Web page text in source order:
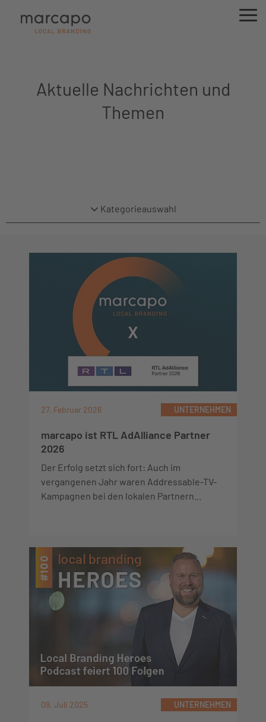
Aktuelle Nachrichten und
Themen
Kategorieauswahl
27. Februar 2026 UNTERNEHMEN
marcapo ist RTL AdAlliance Partner
2026
Der Erfolg setzt sich fort: Auch im
vergangenen Jahr waren Addressable-TV-
Kampagnen bei den lokalen Partnern...
09. Juli 2025 UNTERNEHMEN